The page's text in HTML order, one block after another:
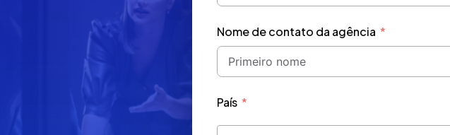
Nome de contato da agência
País